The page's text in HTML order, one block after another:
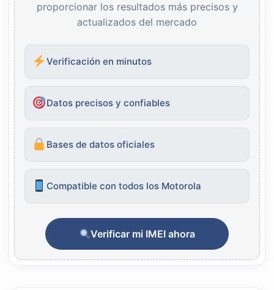
proporcionar los resultados más precisos y
actualizados del mercado
Verificación en minutos
Datos precisos y confiables
Bases de datos oficiales
Compatible con todos los Motorola
Verificar mi IMEI ahora